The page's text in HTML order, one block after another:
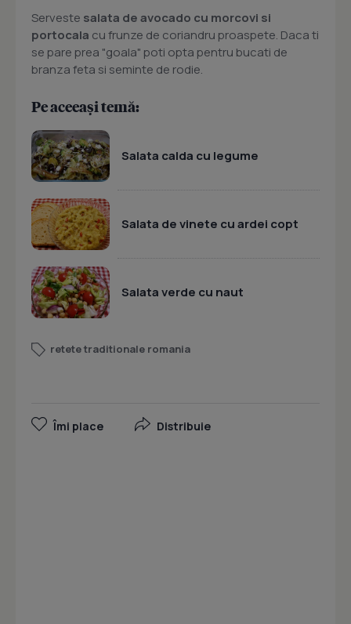
Serveste salata de avocado cu morcovi si
portocala cu frunze de coriandru proaspete. Daca ti
se pare prea "goala" poti opta pentru bucati de
branza feta si seminte de rodie.
Pe aceeași temă:
Salata calda cu legume
Salata de vinete cu ardei copt
Salata verde cu naut
retete traditionale romania
Îmi place Distribuie